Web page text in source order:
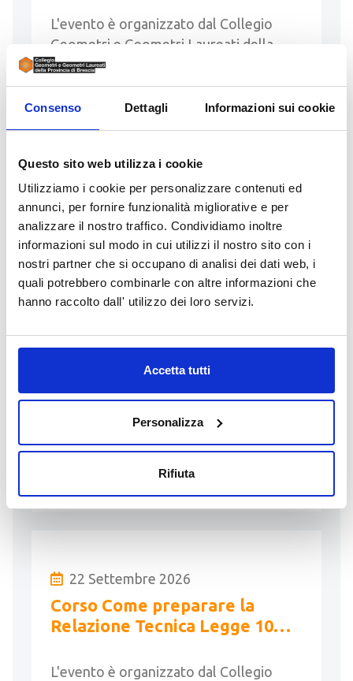
Consenso Dettagli Informazioni sui cookie
Questo sito web utilizza i cookie
Utilizziamo i cookie per personalizzare contenuti ed
annunci, per fornire funzionalità migliorative e per
analizzare il nostro traffico. Condividiamo inoltre
informazioni sul modo in cui utilizzi il nostro sito con i
nostri partner che si occupano di analisi dei dati web, i
quali potrebbero combinarle con altre informazioni che
hanno raccolto dall' utilizzo dei loro servizi.
Accetta tutti
Personalizza
Rifiuta
L'evento è organizzato dal Collegio
Geometri e Geometri Laureati della
provincia di Brescia e patrocinato dagli
Architetti Paesaggisti Pianificatori e
Conservatori della Provincia di Brescia,
…
LEGGI
08 Ottobre 2026
Corso Deontologico
l’ordinamento e il codice di
deontologia professionale dei
geometri
Geometri e Geometri Laureati della
provincia di Brescia ai geometri
partecipanti verranno rilasciati 2 CFP
solo con il 100% della …
22 Settembre 2026
Corso Come preparare la
Relazione Tecnica Legge 10
L'evento è organizzato dal Collegio